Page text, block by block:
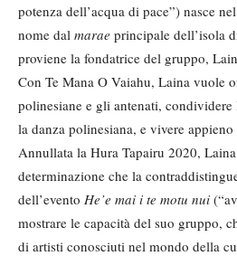
potenza dell’acqua di pace”) nasce
nome dal marae principale dell’isola
proviene la fondatrice del gruppo,
Con Te Mana O Vaiahu, Laina vuole
polinesiane e gli antenati, condividere
la danza polinesiana, e vivere
Annullata la Hura Tapairu 2020,
determinazione che la
dell’evento He’e mai i te motu nui
mostrare le capacità del suo gruppo,
di artisti conosciuti nel mondo della